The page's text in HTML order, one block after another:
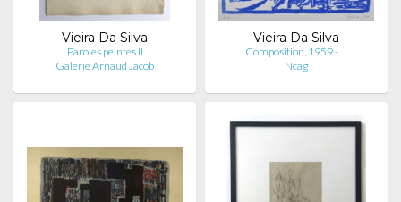
Vieira Da Silva
Paroles peintes II
Galerie Arnaud Jacob
Vieira Da Silva
Composition, 1959 - …
Ncag